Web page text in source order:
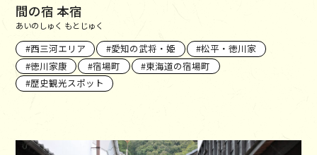
間の宿 本宿
あいのしゅく もとじゅく
西三河エリア 愛知の武将・姫
松平・徳川家
徳川家康
宿場町
東海道の宿場町
歴史観光スポット